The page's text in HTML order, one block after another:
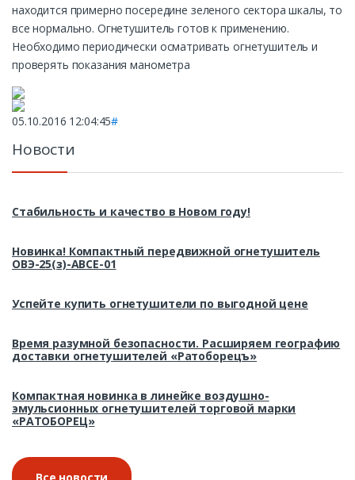
находится примерно посередине зеленого сектора шкалы, то
все нормально. Огнетушитель готов к применению.
Необходимо периодически осматривать огнетушитель и
проверять показания манометра
05.10.2016 12:04:45#
Новости
Стабильность и качество в Новом году!
Новинка! Компактный передвижной огнетушитель
ОВЭ-25(з)-АВСЕ-01
Успейте купить огнетушители по выгодной цене
Время разумной безопасности. Расширяем географию
доставки огнетушителей «Ратоборецъ»
Компактная новинка в линейке воздушно-
эмульсионных огнетушителей торговой марки
«РАТОБОРЕЦ»